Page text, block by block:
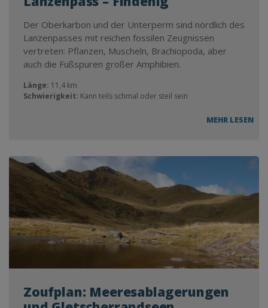
Der Oberkarbon und der Unterperm sind nördlich des
Lanzenpasses mit reichen fossilen Zeugnissen
vertreten: Pflanzen, Muscheln, Brachiopoda, aber
auch die Fußspuren großer Amphibien.
Länge: 11,4 km
Schwierigkeit: Kann teils schmal oder steil sein
MEHR LESEN
Zoufplan: Meeresablagerungen